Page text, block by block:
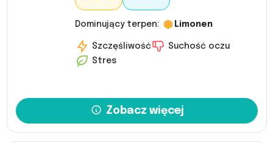
Dominujący terpen: Limonen
Szczęśliwość
Suchość oczu
Stres
Zobacz więcej